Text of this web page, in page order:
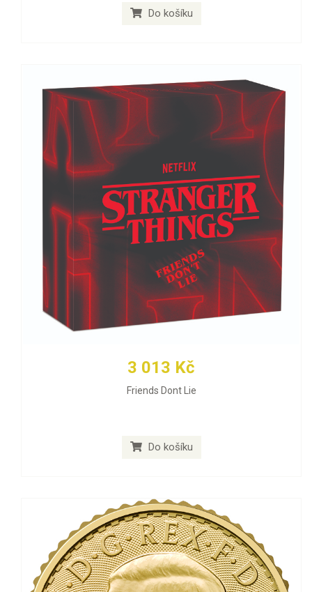
Do košíku
3 013 Kč
Friends Dont Lie
Do košíku